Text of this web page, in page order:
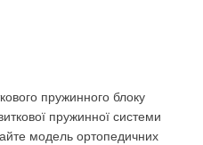
пружинного блоку
пружинної системи
модель ортопедичних